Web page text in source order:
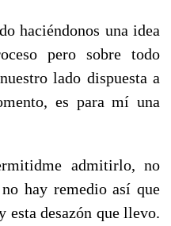
haciéndonos una idea
pero sobre todo
lado dispuesta a
es para mí una
admitirlo, no
hay remedio así que
esta desazón que llevo.